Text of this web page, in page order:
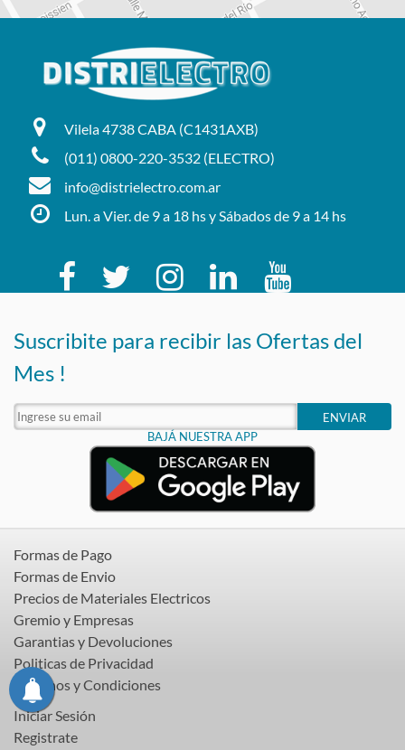
Vilela 4738 CABA (C1431AXB)
(011) 0800-220-3532 (ELECTRO)
info@distrielectro.com.ar
Lun. a Vier. de 9 a 18 hs y Sábados de 9 a 14 hs
Suscribite para recibir las Ofertas del
Mes !
ENVIAR
BAJÁ NUESTRA APP
Formas de Pago
Formas de Envio
Precios de Materiales Electricos
Gremio y Empresas
Garantias y Devoluciones
Politicas de Privacidad
Terminos y Condiciones
Iniciar Sesión
Registrate